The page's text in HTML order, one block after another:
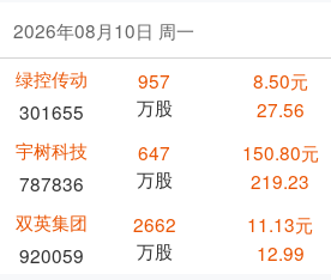
2026年08月10日 周一
绿控传动
301655
957
万股
8.50元
27.56
宇树科技
787836
647
万股
150.80元
219.23
双英集团
920059
2662
万股
11.13元
12.99